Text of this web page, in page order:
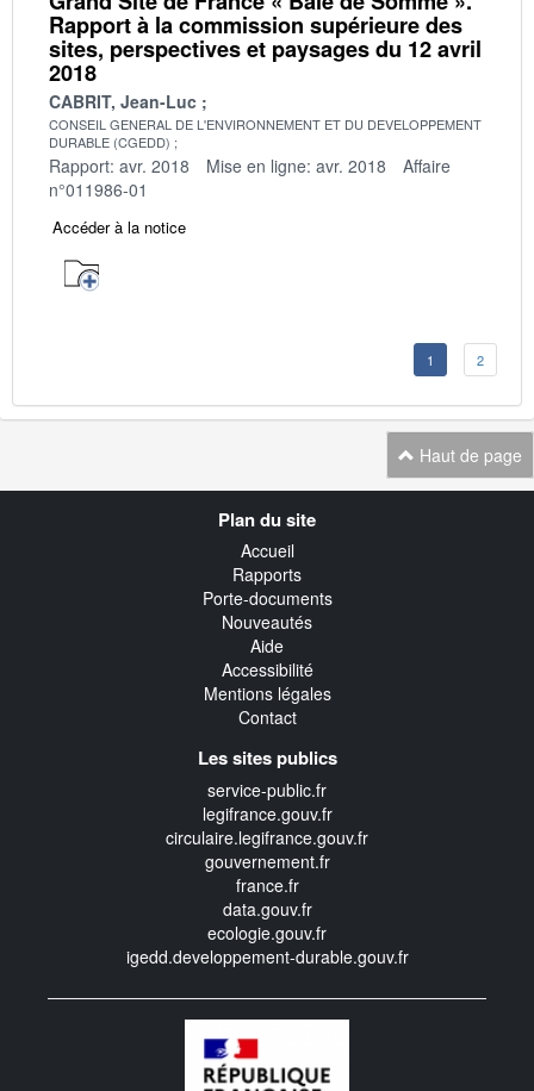
Rapport à la commission supérieure des
sites, perspectives et paysages du 12 avril
2018
CABRIT, Jean-Luc
CONSEIL GENERAL DE L'ENVIRONNEMENT ET DU DEVELOPPEMENT
DURABLE (CGEDD)
Rapport: avr. 2018 Mise en ligne: avr. 2018
Affaire
n°011986-01
Accéder à la notice
1 2
Haut de page
Plan du site
Accueil
Rapports
Porte-documents
Nouveautés
Aide
Accessibilité
Mentions légales
Contact
Les sites publics
service-public.fr
legifrance.gouv.fr
circulaire.legifrance.gouv.fr
gouvernement.fr
france.fr
data.gouv.fr
ecologie.gouv.fr
igedd.developpement-durable.gouv.fr